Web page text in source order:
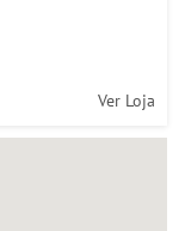
Ver Loja